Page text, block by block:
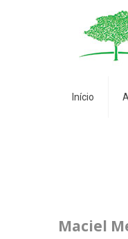
Início
Maciel